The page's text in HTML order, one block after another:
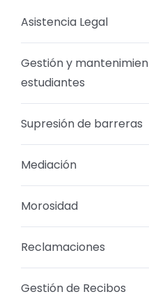
Asistencia Legal
Gestión y
estudiantes
Supresión de barreras
Mediación
Morosidad
Reclamaciones
Gestión de Recibos